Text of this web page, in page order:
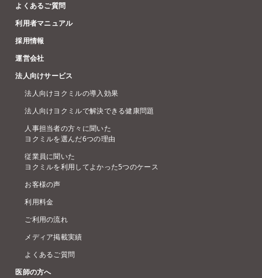
よくあるご質問
利用者マニュアル
採用情報
運営会社
法人向けサービス
法人向けヨクミルの導入効果
法人向けヨクミルで解決できる健康問題
人事担当者の方々に聞いた
ヨクミルを選んだ6つの理由
従業員に聞いた
ヨクミルを利用してよかった5つのケース
お客様の声
利用料金
ご利用の流れ
メディア掲載実績
よくあるご質問
医師の方へ